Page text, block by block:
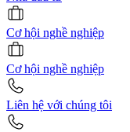
Cơ hội nghề nghiệp
Cơ hội nghề nghiệp
Liên hệ với chúng tôi